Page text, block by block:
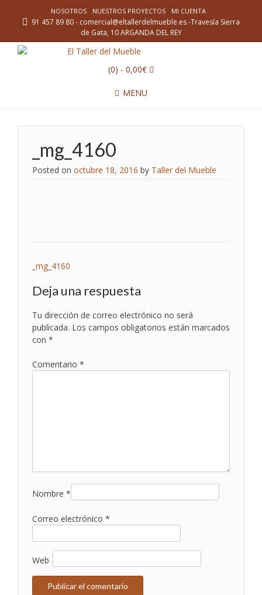
NOSOTROS NUESTROS PROYECTOS MI CUENTA
91 457 89 80 - comercial@eltallerdelmueble.es -Travesía Sierra
de Gata, 10 ARGANDA DEL REY
(0) - 0,00€
MENU
_mg_4160
Posted on octubre 18, 2016 by Taller del Mueble
Navegación
de
entradas
_mg_4160
Deja una respuesta
Tu dirección de correo electrónico no será
publicada. Los campos obligatorios están marcados
con *
Comentario *
Nombre *
Correo electrónico *
Web